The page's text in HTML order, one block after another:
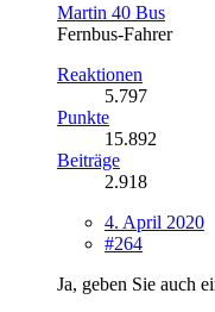
Martin 40 Bus
Fernbus-Fahrer
Reaktionen
5.797
Punkte
15.892
Beiträge
2.918
4. April 2020
#264
Ja, geben Sie auch